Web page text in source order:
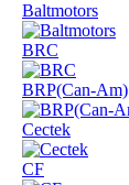
Baltmotors
BRC
BRP(Can-Am)
Cectek
CF